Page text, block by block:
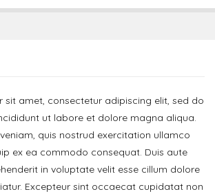
sit amet, consectetur adipiscing elit, sed do
ut labore et dolore magna aliqua.
quis nostrud exercitation ullamco
ex ea commodo consequat. Duis aute
in voluptate velit esse cillum dolore
Excepteur sint occaecat cupidatat non